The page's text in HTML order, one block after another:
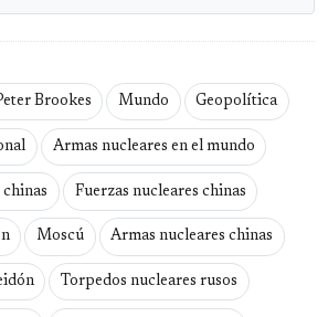
Brookes Mundo Geopolítica
Armas nucleares en el mundo
chinas Fuerzas nucleares chinas
Moscú Armas nucleares chinas
Torpedos nucleares rusos